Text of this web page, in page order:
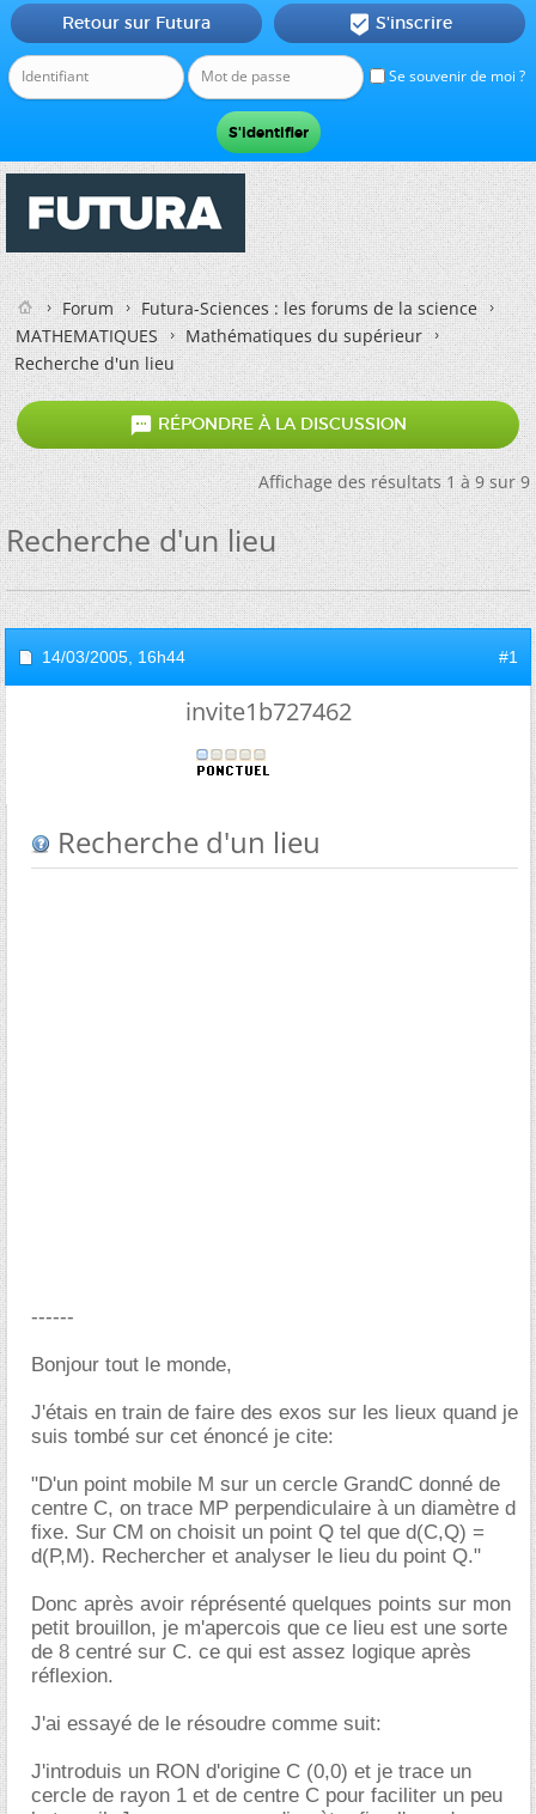
Se souvenir de moi ?
Retour sur Futura  S'inscrire
Forum
Futura-Sciences : les forums de la science
MATHEMATIQUES
Mathématiques du supérieur
Recherche d'un lieu
 RÉPONDRE À LA DISCUSSION
Affichage des résultats 1 à 9 sur 9
Recherche d'un lieu
14/03/2005, 16h44 #1
invite1b727462
Recherche d'un lieu
------
Bonjour tout le monde,
J'étais en train de faire des exos sur les lieux quand je
suis tombé sur cet énoncé je cite:
"D'un point mobile M sur un cercle GrandC donné de
centre C, on trace MP perpendiculaire à un diamètre d
fixe. Sur CM on choisit un point Q tel que d(C,Q) =
d(P,M). Rechercher et analyser le lieu du point Q."
Donc après avoir réprésenté quelques points sur mon
petit brouillon, je m'apercois que ce lieu est une sorte
de 8 centré sur C. ce qui est assez logique après
réflexion.
J'ai essayé de le résoudre comme suit:
J'introduis un RON d'origine C (0,0) et je trace un
cercle de rayon 1 et de centre C pour faciliter un peu